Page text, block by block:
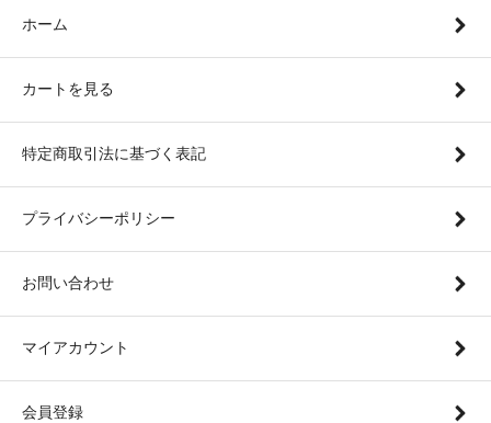
ホーム
カートを見る
特定商取引法に基づく表記
プライバシーポリシー
お問い合わせ
マイアカウント
会員登録